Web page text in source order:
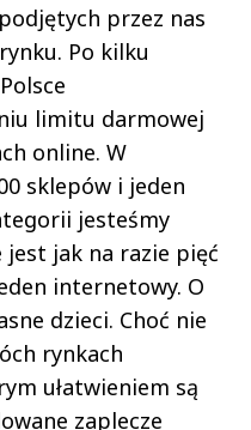
przez nas
Po kilku
limitu darmowej
online. W
sklepów i jeden
jesteśmy
jest jak na razie pięć
internetowy. O
dzieci. Choć nie
rynkach
ułatwieniem są
zaplecze